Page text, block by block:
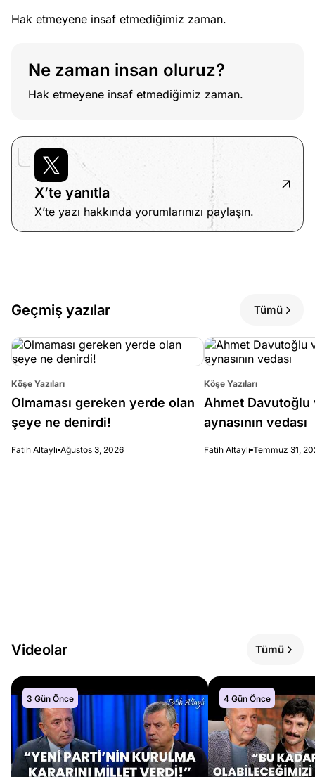
Hak etmeyene insaf etmediğimiz zaman.
Ne zaman insan oluruz?
Hak etmeyene insaf etmediğimiz zaman.
X’te yanıtla
X’te yazı hakkında yorumlarınızı paylaşın.
Geçmiş yazılar Tümü
Köşe Yazıları
Olmaması gereken yerde olan
şeye ne denirdi!
Fatih Altaylı Ağustos 3, 2026
Köşe Yazıları
Ahmet
aynasının vedası
Fatih Altaylı Temmuz 31,
Videolar Tümü
3 Gün Önce 4 Gün Önce